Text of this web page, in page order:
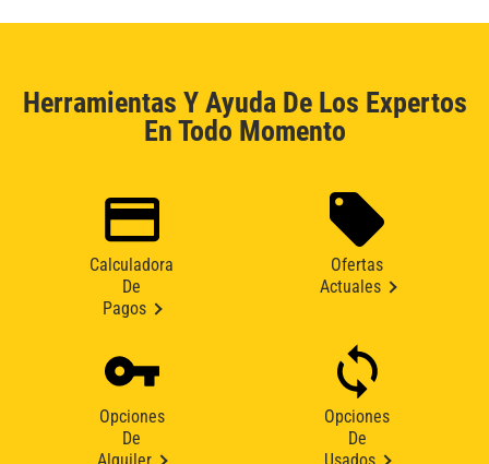
Herramientas Y Ayuda De Los Expertos
En Todo Momento
Calculadora
De
Pagos
Ofertas
Actuales
Opciones
De
Opciones
De